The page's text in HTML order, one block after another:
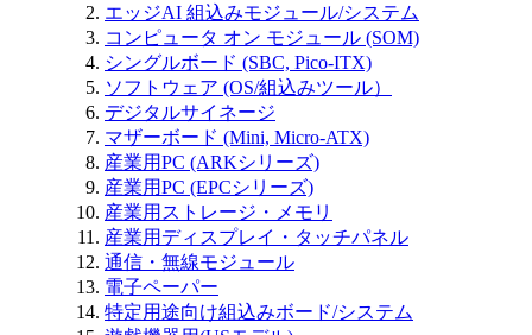
エッジAI 組込みモジュール/システム
コンピュータ オン モジュール (SOM)
シングルボード (SBC, Pico-ITX)
ソフトウェア (OS/組込みツール）
デジタルサイネージ
マザーボード (Mini, Micro-ATX)
産業用PC (ARKシリーズ)
産業用PC (EPCシリーズ)
産業用ストレージ・メモリ
産業用ディスプレイ・タッチパネル
通信・無線モジュール
電子ペーパー
特定用途向け組込みボード/システム